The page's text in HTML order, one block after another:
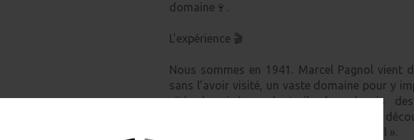
domaine🍷.
L’expérience 🎬
Nous sommes en 1941. Marcel Pagnol vient
sans l’avoir visité, un vaste domaine pour y
cité du cinéma dont il rêve depuis des
Accompagné de ses fidèles techniciens, il
le site de son futur « Hollywood provençal ».